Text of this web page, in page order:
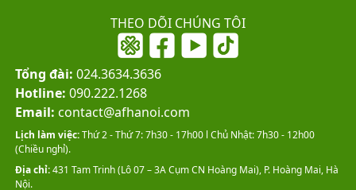
THEO DÕI CHÚNG TÔI
Tổng đài: 024.3634.3636
Hotline: 090.222.1268
Email: contact@afhanoi.com
Lịch làm việc:Thứ 2 - Thứ 7: 7h30 - 17h00 l Chủ Nhật: 7h30 - 12h00
(Chiều nghỉ).
Địa chỉ:431 Tam Trinh (Lô 07 – 3A Cụm CN Hoàng Mai), P. Hoàng Mai, Hà
Nội.